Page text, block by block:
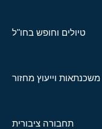
טיולים וחופש בחו"ל
משכנתאות וייעוץ מחזור
תחבורה ציבורית